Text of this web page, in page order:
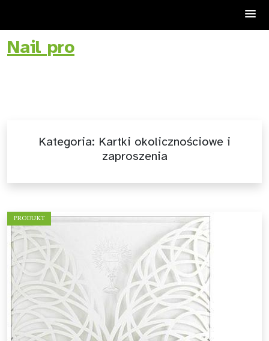
Skip
toNail pro
Kategoria: Kartki okolicznościowe i
zaproszenia
PRODUKT